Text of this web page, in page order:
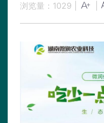
浏览量： 1029